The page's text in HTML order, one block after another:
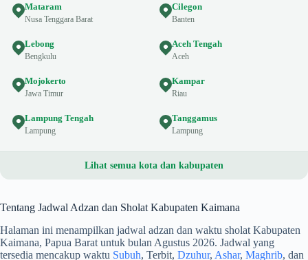
Mataram
Nusa Tenggara Barat
Cilegon
Banten
Lebong
Bengkulu
Aceh Tengah
Aceh
Mojokerto
Jawa Timur
Kampar
Riau
Lampung Tengah
Lampung
Tanggamus
Lampung
Lihat semua kota dan kabupaten
Tentang Jadwal Adzan dan Sholat Kabupaten Kaimana
Halaman ini menampilkan jadwal adzan dan waktu sholat Kabupaten
Kaimana, Papua Barat untuk bulan Agustus 2026. Jadwal yang
tersedia mencakup waktu Subuh, Terbit, Dzuhur, Ashar, Maghrib, dan